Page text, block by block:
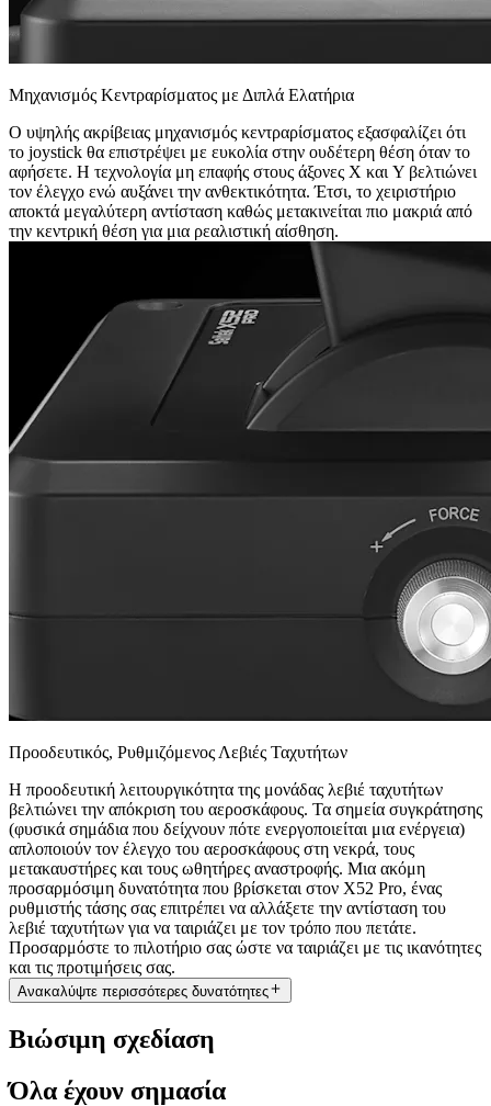
Μηχανισμός Κεντραρίσματος με Διπλά Ελατήρια
Ο υψηλής ακρίβειας μηχανισμός κεντραρίσματος εξασφαλίζει ότι
το joystick θα επιστρέψει με ευκολία στην ουδέτερη θέση όταν το
αφήσετε. Η τεχνολογία μη επαφής στους άξονες X και Y βελτιώνει
τον έλεγχο ενώ αυξάνει την ανθεκτικότητα. Έτσι, το χειριστήριο
αποκτά μεγαλύτερη αντίσταση καθώς μετακινείται πιο μακριά από
την κεντρική θέση για μια ρεαλιστική αίσθηση.
Προοδευτικός, Ρυθμιζόμενος Λεβιές Ταχυτήτων
Η προοδευτική λειτουργικότητα της μονάδας λεβιέ ταχυτήτων
βελτιώνει την απόκριση του αεροσκάφους. Τα σημεία συγκράτησης
(φυσικά σημάδια που δείχνουν πότε ενεργοποιείται μια ενέργεια)
απλοποιούν τον έλεγχο του αεροσκάφους στη νεκρά, τους
μετακαυστήρες και τους ωθητήρες αναστροφής. Μια ακόμη
προσαρμόσιμη δυνατότητα που βρίσκεται στον X52 Pro, ένας
ρυθμιστής τάσης σας επιτρέπει να αλλάξετε την αντίσταση του
λεβιέ ταχυτήτων για να ταιριάζει με τον τρόπο που πετάτε.
Προσαρμόστε το πιλοτήριο σας ώστε να ταιριάζει με τις ικανότητες
και τις προτιμήσεις σας.
Ανακαλύψτε περισσότερες δυνατότητες
Βιώσιμη σχεδίαση
Όλα έχουν σημασία